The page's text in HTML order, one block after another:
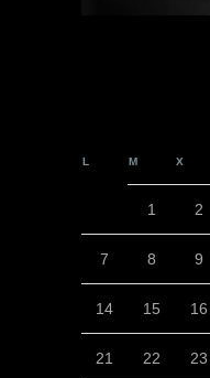
L M X
1 2
7 8 9
14 15 16
21 22 23